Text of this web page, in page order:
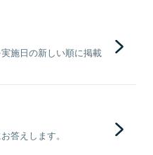
施日の新しい順に掲載
答えします。